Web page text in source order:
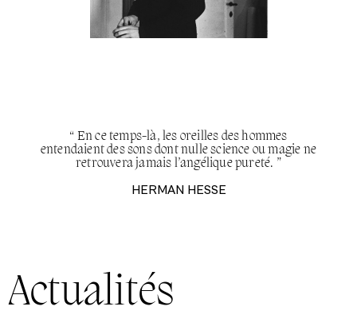
“ En ce temps-là, les oreilles des hommes
entendaient des sons dont nulle science ou magie ne
retrouvera jamais l’angélique pureté. ”
HERMAN HESSE
Actualités